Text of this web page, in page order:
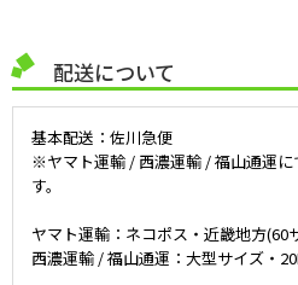
配送について
基本配送：佐川急便
※ヤマト運輸 / 西濃運輸 / 福山通運に
す。
ヤマト運輸：ネコポス・近畿地方(60
西濃運輸 / 福山通運：大型サイズ・